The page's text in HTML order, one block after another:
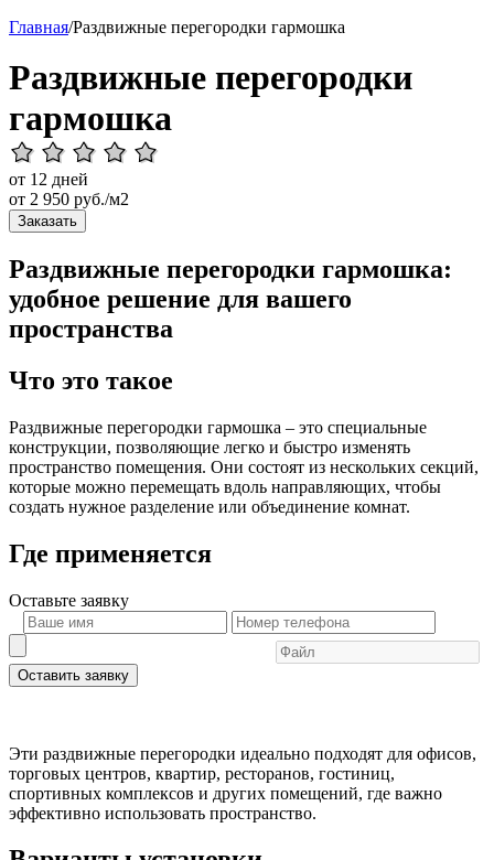
Главная/Раздвижные перегородки гармошка
Раздвижные перегородки
гармошка
от 12 дней
от 2 950 руб./м2
Заказать
Раздвижные перегородки гармошка:
удобное решение для вашего
пространства
Что это такое
Раздвижные перегородки гармошка – это специальные
конструкции, позволяющие легко и быстро изменять
пространство помещения. Они состоят из нескольких секций,
которые можно перемещать вдоль направляющих, чтобы
создать нужное разделение или объединение комнат.
Где применяется
Оставьте заявку
Оставить заявку
Эти раздвижные перегородки идеально подходят для офисов,
торговых центров, квартир, ресторанов, гостиниц,
спортивных комплексов и других помещений, где важно
эффективно использовать пространство.